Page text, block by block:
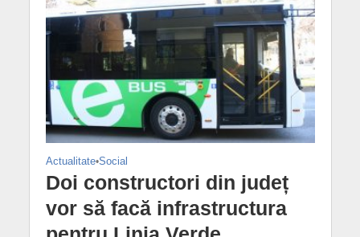
Actualitate•Social
Doi constructori din județ
vor să facă infrastructura